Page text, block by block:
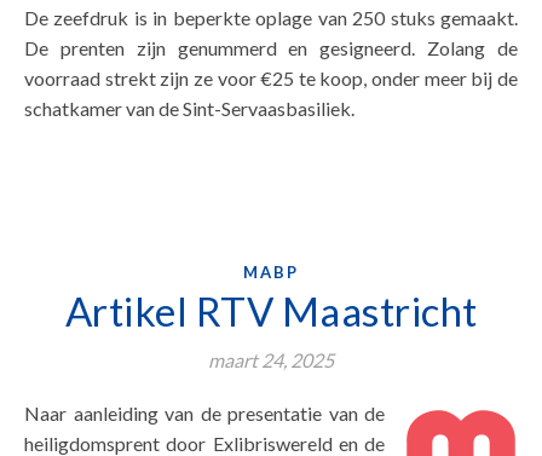
De zeefdruk is in beperkte oplage van 250 stuks gemaakt.
De prenten zijn genummerd en gesigneerd. Zolang de
voorraad strekt zijn ze voor €25 te koop, onder meer bij de
schatkamer van de Sint-Servaasbasiliek.
MABP
Artikel RTV Maastricht
maart 24, 2025
Naar aanleiding van de presentatie van de
heiligdomsprent door Exlibriswereld en de